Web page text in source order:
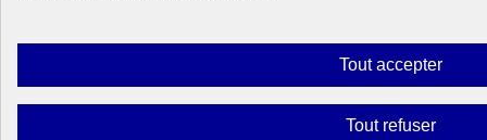
Tout accepter
tous
Tout refuser